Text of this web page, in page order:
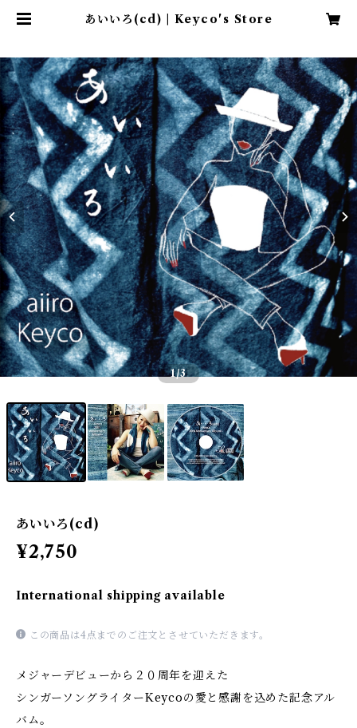
あいいろ(cd) | Keyco's Store
1/3
あいいろ(cd)
¥2,750
International shipping available
この商品は4点までのご注文とさせていただきます。
メジャーデビューから２０周年を迎えた
シンガーソングライターKeycoの愛と感謝を込めた記念アル
バム。